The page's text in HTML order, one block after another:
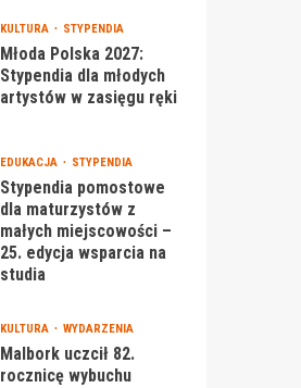
KULTURA STYPENDIA
Młoda Polska 2027:
Stypendia dla młodych
artystów w zasięgu ręki
EDUKACJA STYPENDIA
Stypendia pomostowe
dla maturzystów z
małych miejscowości –
25. edycja wsparcia na
studia
KULTURA WYDARZENIA
Malbork uczcił 82.
rocznicę wybuchu